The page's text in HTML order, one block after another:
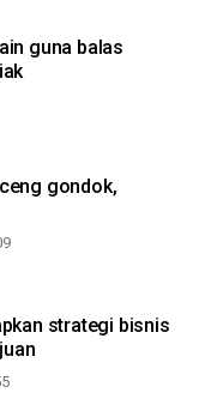
guna balas
gondok,
strategi bisnis